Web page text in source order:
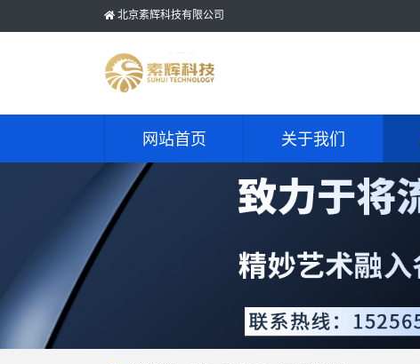
北京素辉科技有限公司
网站首页 关于我们